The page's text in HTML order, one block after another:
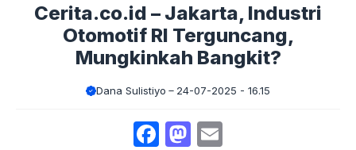
Cerita.co.id – Jakarta, Industri
Otomotif RI Terguncang,
Mungkinkah Bangkit?
Dana Sulistiyo 24-07-2025 - 16.15
Facebook
Mastodon